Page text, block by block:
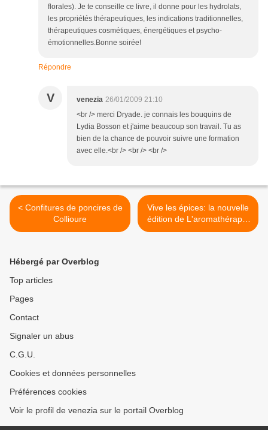
florales). Je te conseille ce livre, il donne pour les hydrolats,
les propriétés thérapeutiques, les indications traditionnelles,
thérapeutiques cosmétiques, énergétiques et psycho-
émotionnelles.Bonne soirée!
Répondre
V venezia 26/01/2009 21:10
<br /> merci Dryade. je connais les bouquins de
Lydia Bosson et j'aime beaucoup son travail. Tu as
bien de la chance de pouvoir suivre une formation
avec elle.<br /> <br /> <br />
< Confitures de poncires de
Collioure
Vive les épices: la nouvelle
édition de L'aromathérapie
de D. Baudoux >
Hébergé par Overblog
Top articles
Pages
Contact
Signaler un abus
C.G.U.
Cookies et données personnelles
Préférences cookies
Voir le profil de venezia sur le portail Overblog